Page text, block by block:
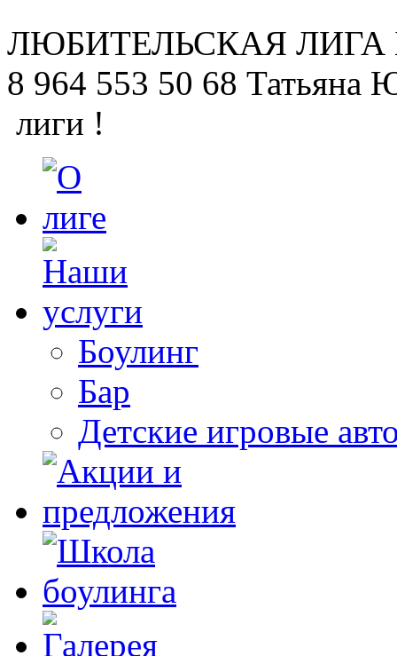
ЛЮБИТЕЛЬСКАЯ ЛИГА
8 964 553 50 68 Татьяна
лиги !
Боулинг
Бар
Детские игровые